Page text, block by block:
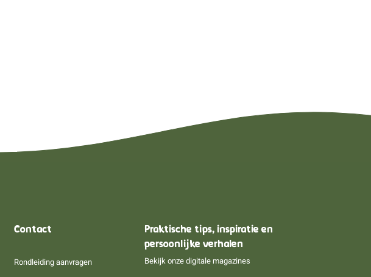
Contact
Rondleiding aanvragen
Praktische tips, inspiratie en
persoonlijke verhalen
Bekijk onze digitale magazines